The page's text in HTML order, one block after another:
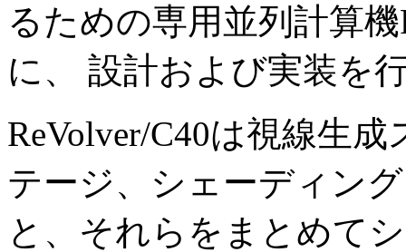
るための専用並列計算
に、 設計および実装を
ReVolver/C40は視線生
テージ、シェーディン
と、それらをまとめて